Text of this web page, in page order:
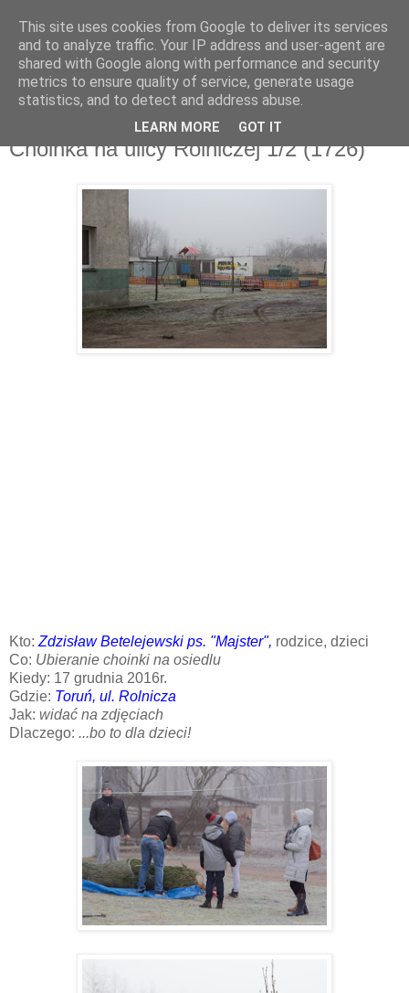
poniedziałek, 19 grudnia 2016
Choinka na ulicy Rolniczej 1/2 (1726)
Kto: Zdzisław Betelejewski ps. "Majster", rodzice, dzieci
Co: Ubieranie choinki na osiedlu
Kiedy: 17 grudnia 2016r.
Gdzie: Toruń, ul. Rolnicza
Jak: widać na zdjęciach
Dlaczego: ...bo to dla dzieci!
This site uses cookies from Google to deliver its services
and to analyze traffic. Your IP address and user-agent are
shared with Google along with performance and security
metrics to ensure quality of service, generate usage
statistics, and to detect and address abuse.
LEARN MORE GOT IT